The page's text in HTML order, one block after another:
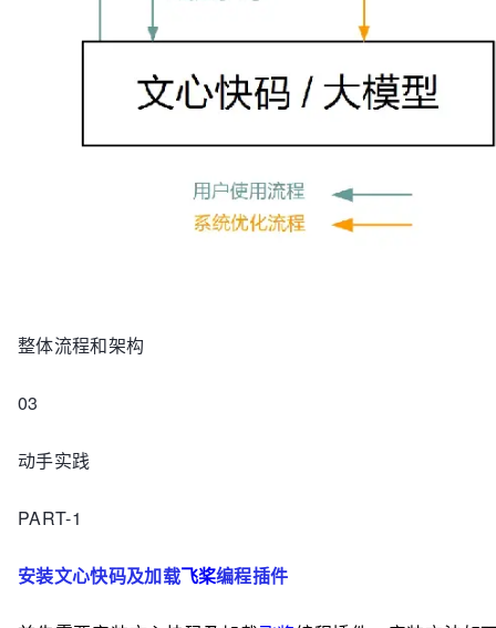
整体流程和架构
03
动手实践
PART-1
安装文心快码及加载飞桨编程插件